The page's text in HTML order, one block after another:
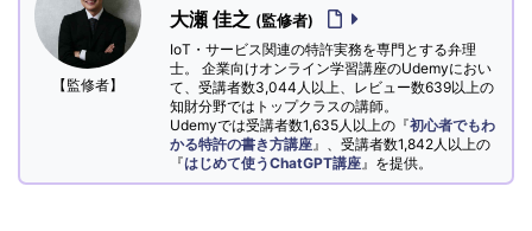
【監修者】
大瀬 佳之 (監修者)
IoT・サービス関連の特許実務を専門とする弁理
士。 企業向けオンライン学習講座のUdemyにおい
て、受講者数3,044人以上、レビュー数639以上の
知財分野ではトップクラスの講師。
Udemyでは受講者数1,635人以上の『初心者でもわ
かる特許の書き方講座 』、受講者数1,842人以上の
『はじめて使うChatGPT講座 』を提供。